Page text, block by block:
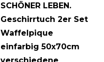
SCHÖNER LEBEN.
Geschirrtuch 2er Set
Waffelpique
einfarbig 50x70cm